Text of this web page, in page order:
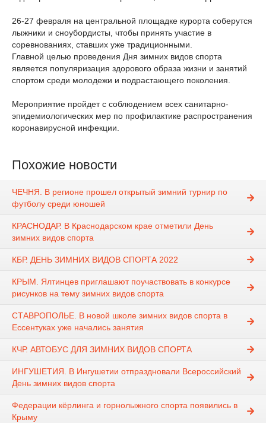
26-27 февраля на центральной площадке курорта соберутся
лыжники и сноубордисты, чтобы принять участие в
соревнованиях, ставших уже традиционными.
Главной целью проведения Дня зимних видов спорта
является популяризация здорового образа жизни и занятий
спортом среди молодежи и подрастающего поколения.
Мероприятие пройдет с соблюдением всех санитарно-
эпидемиологических мер по профилактике распространения
коронавирусной инфекции.
Похожие новости
ЧЕЧНЯ. В регионе прошел открытый зимний турнир по
футболу среди юношей
КРАСНОДАР. В Краснодарском крае отметили День
зимних видов спорта
КБР. ДЕНЬ ЗИМНИХ ВИДОВ СПОРТА 2022
КРЫМ. Ялтинцев приглашают поучаствовать в конкурсе
рисунков на тему зимних видов спорта
СТАВРОПОЛЬЕ. В новой школе зимних видов спорта в
Ессентуках уже начались занятия
КЧР. АВТОБУС ДЛЯ ЗИМНИХ ВИДОВ СПОРТА
ИНГУШЕТИЯ. В Ингушетии отпраздновали Всероссийский
День зимних видов спорта
Федерации кёрлинга и горнолыжного спорта появились в
Крыму